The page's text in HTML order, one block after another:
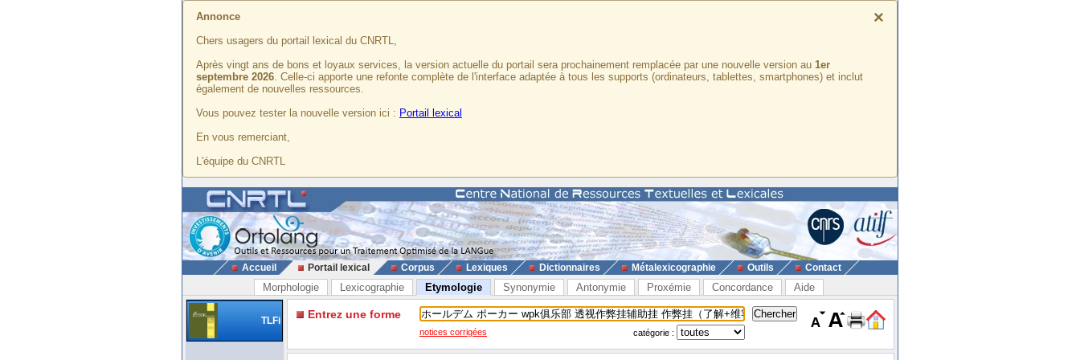
×
Annonce
Chers usagers du portail lexical du CNRTL,
Après vingt ans de bons et loyaux services, la version actuelle du portail sera prochainement remplacée par une nouvelle version au 1er
septembre 2026. Celle-ci apporte une refonte complète de l'interface adaptée à tous les supports (ordinateurs, tablettes, smartphones) et inclut
également de nouvelles ressources.
Vous pouvez tester la nouvelle version ici : Portail lexical
En vous remerciant,
L'équipe du CNRTL
Accueil Portail lexical Corpus Lexiques Dictionnaires Métalexicographie Outils Contact
Morphologie Lexicographie Etymologie Synonymie Antonymie Proxémie Concordance Aide
TLFi Entrez une forme
notices corrigées catégorie :